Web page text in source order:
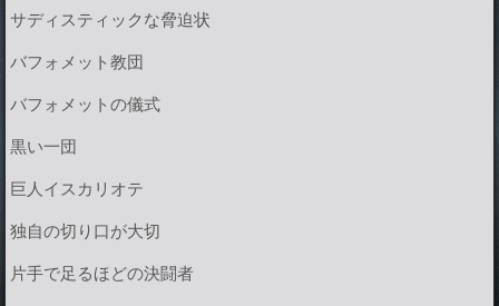
サディスティックな脅迫状
バフォメット教団
バフォメットの儀式
黒い一団
巨人イスカリオテ
独自の切り口が大切
片手で足るほどの決闘者